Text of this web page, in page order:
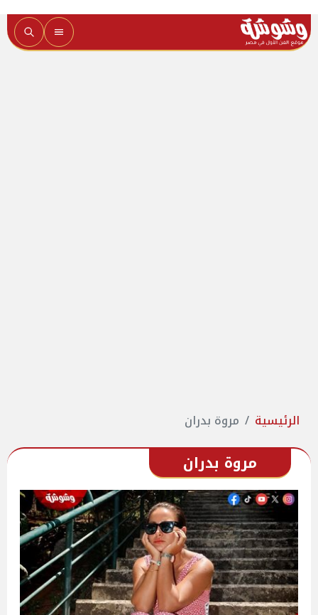
الرئيسية مروة بدران
مروة بدران